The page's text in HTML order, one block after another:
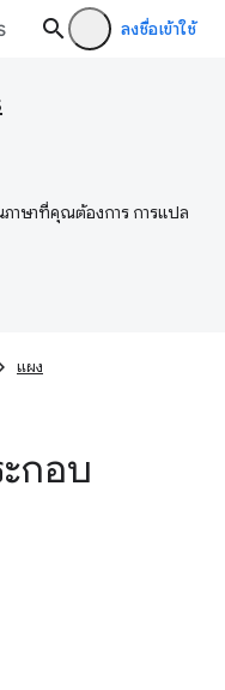
ลงชื่อเข้าใช้
ภาษาที่คุณต้องการ การแปล
แผง
กอบ